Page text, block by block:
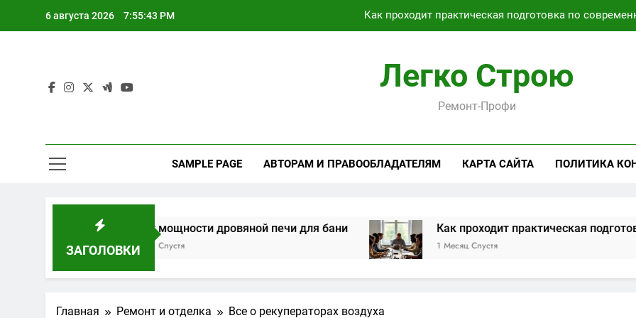
6 августа 2026 7:55:44 PM Как проходит практическая подготовка по
Критерии выбора пластиковых окон
Виртуальная платёжная карта за 5 минут без
Легко Строю
Ремонт-Профи
SAMPLE PAGE АВТОРАМ И ПРАВООБЛАДАТЕЛЯМ КАРТА САЙТА ПОЛИТИКА
ЗАГОЛОВКИ
Расчет мощности дровяной печи для бани
3 Недели Спустя
Как проходит практическая подготовка по
1 Месяц Спустя
Главная Ремонт и отделка Все о рекуператорах воздуха